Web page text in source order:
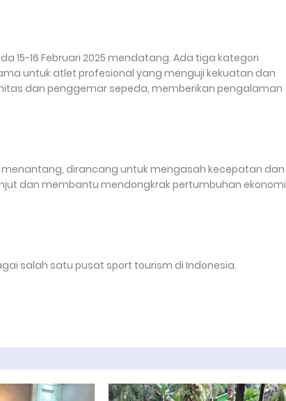
15-16 Februari 2025 mendatang. Ada tiga kategori
untuk atlet profesional yang menguji kekuatan dan
dan penggemar sepeda, memberikan pengalaman
dirancang untuk mengasah kecepatan dan
dan membantu mendongkrak pertumbuhan ekonomi
salah satu pusat sport tourism di Indonesia.